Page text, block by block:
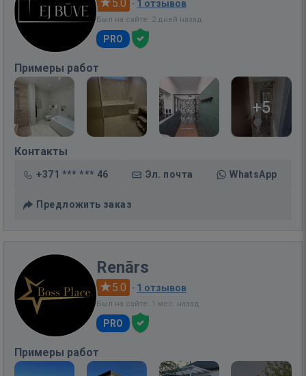
5.0 · 1 отзывов
Был на сайте: 2 дней назад
PRO
Примеры работ
+5
Контакты
+371 *** *** 46 Эл. почта WhatsApp
Предложить заказ
Renārs
5.0 · 1 отзывов
Был на сайте: 1 мес. назад
PRO
Примеры работ